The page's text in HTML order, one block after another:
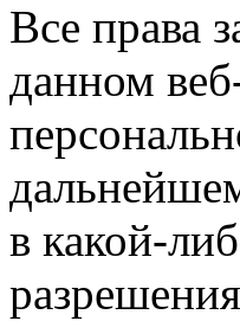
Все права
данном
в какой-